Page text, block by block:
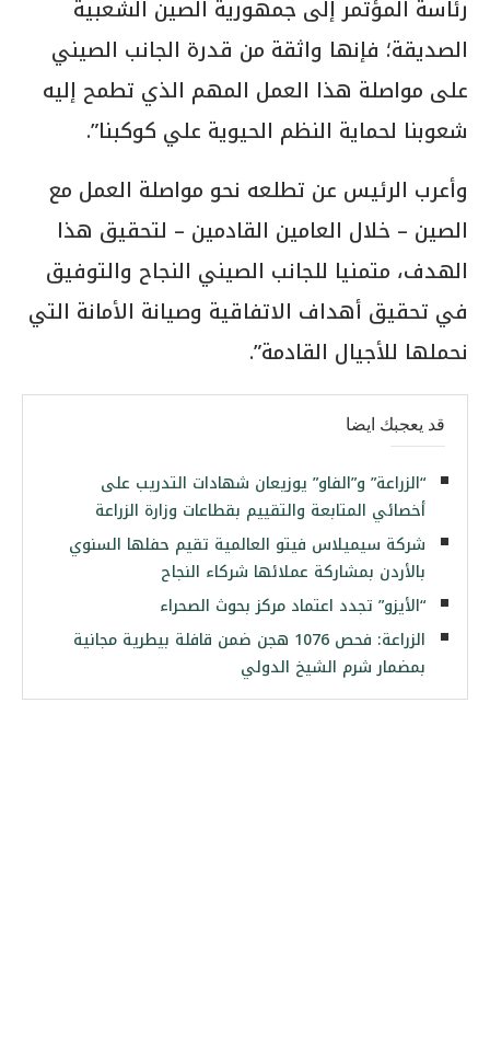
رئاسة المؤتمر إلى جمهورية الصين الشعبية
الصديقة؛ فإنها واثقة من قدرة الجانب الصيني
على مواصلة هذا العمل المهم الذي تطمح إليه
شعوبنا لحماية النظم الحيوية علي كوكبنا”.
وأعرب الرئيس عن تطلعه نحو مواصلة العمل مع
الصين – خلال العامين القادمين – لتحقيق هذا
الهدف، متمنيا للجانب الصيني النجاح والتوفيق
في تحقيق أهداف الاتفاقية وصيانة الأمانة التي
نحملها للأجيال القادمة”.
قد يعجبك ايضا
“الزراعة” و”الفاو” يوزيعان شهادات التدريب على
أخصائي المتابعة والتقييم بقطاعات وزارة الزراعة
شركة سيميلاس فيتو العالمية تقيم حفلها السنوي
بالأردن بمشاركة عملائها شركاء النجاح
“الأيزو” تجدد اعتماد مركز بحوث الصحراء
الزراعة: فحص 1076 هجن ضمن قافلة بيطرية مجانية
بمضمار شرم الشيخ الدولي